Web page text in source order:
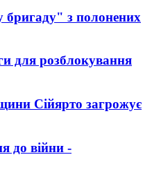
бригаду" з полонених
для розблокування
Сійярто загрожує
до війни -